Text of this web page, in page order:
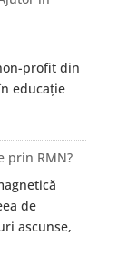
baterie
de
cu
gât
înalt?
profit din
educație
prin RMN?
de
ascunse,